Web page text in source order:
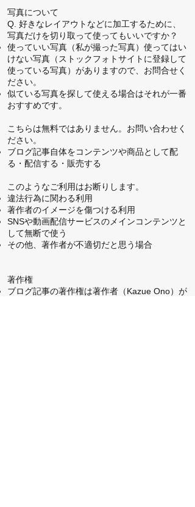
写真について
Q. 好きなレイアウトなどに加工するために、
写真だけを切り取って使ってもいいですか？
使っていい写真（私が撮った写真）使ってはい
けない写真（ストックフォトサイトに登録して
使っている写真）がありますので、お問合せく
ださい。
似ている写真を探して使える場合はそれが一番
おすすめです。
こちらは無料ではありません。 お問い合わせく
ださい。
ブログ記事自体をコンテンツや商品として配
る・配信する・販売する
このようなご利用はお断りします。​
違法行為に関わる利用
著作者のイメージを傷つける利用
SNSや動画配信サービスのメインコンテンツと
して無断で使う
その他、著作者が不適切だと思う場合
著作権
ブログ記事の著作権は著作者（Kazue Ono）が